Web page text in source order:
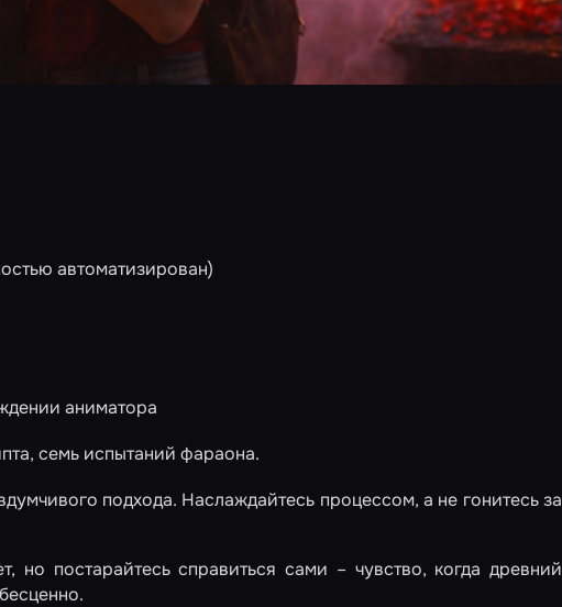
автоматизирован)
аниматора
семь испытаний фараона.
подхода. Наслаждайтесь процессом, а не гонитесь за
но постарайтесь справиться сами – чувство, когда древний